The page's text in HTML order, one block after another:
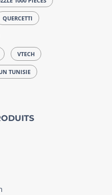
QUERCETTI
VTECH
TUNISIE